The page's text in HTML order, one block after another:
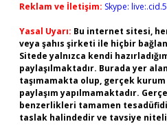
Reklam ve İletişim: Skype:
Yasal Uyarı: Bu internet sitesi,
veya şahıs şirketi ile hiçbir
Sitede yalnızca kendi
paylaşılmaktadır. Burada yer
taşımamakta olup, gerçek
paylaşım yapılmamaktadır.
benzerlikleri tamamen
taslak halindedir ve tavsiye